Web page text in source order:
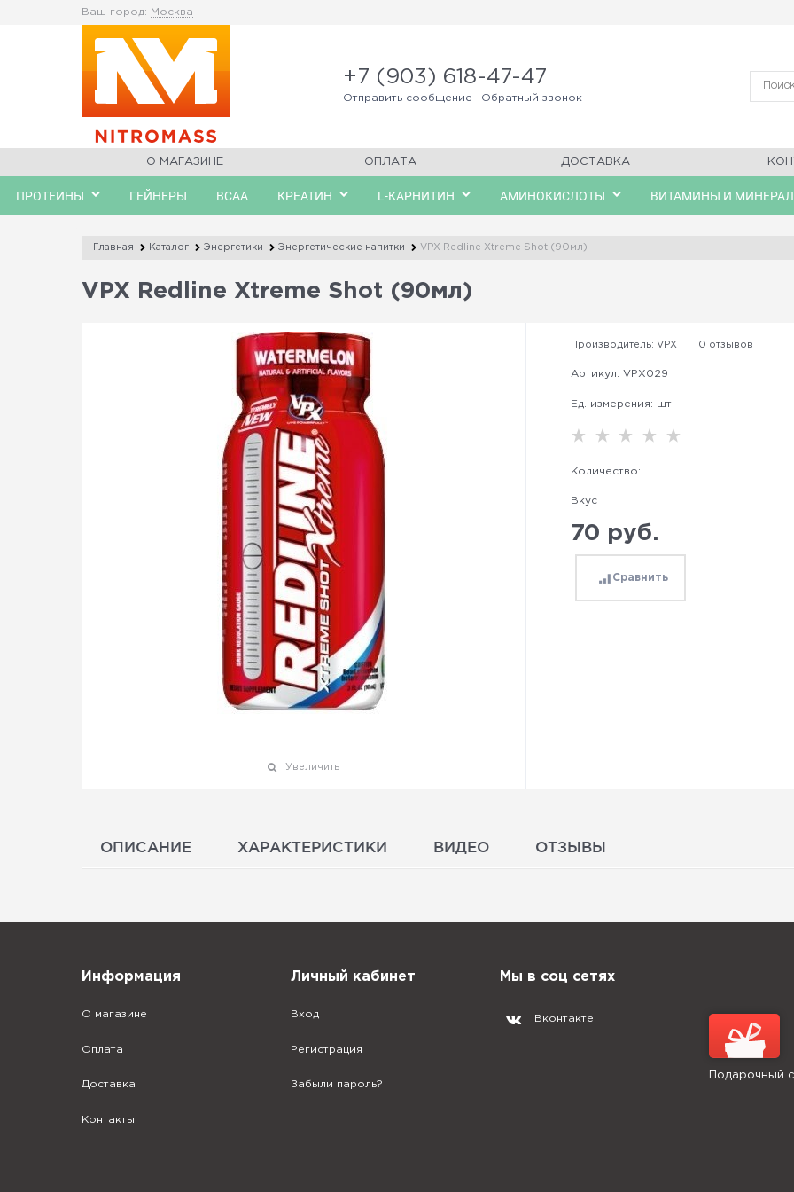
Ваш город: Москва
+7 (903) 618-47-47
Отправить сообщение Обратный звонок
О МАГАЗИНЕ ОПЛАТА ДОСТАВКА
ПРОТЕИНЫ ГЕЙНЕРЫ BCAA КРЕАТИН L-КАРНИТИН АМИНОКИСЛОТЫ ВИТАМИНЫ И
Главная Каталог Энергетики Энергетические напитки VPX Redline Xtreme Shot (90мл)
VPX Redline Xtreme Shot (90мл)
Увеличить
Производитель: VPX 0 отзывов
Артикул: VPX029
Ед. измерения: шт
Количество:
Вкус
70 руб.
Сравнить
ОПИСАНИЕ ХАРАКТЕРИСТИКИ ВИДЕО ОТЗЫВЫ
Информация
О магазине
Оплата
Доставка
Контакты
Личный кабинет
Вход
Регистрация
Забыли пароль?
Мы в соц сетях
Вконтакте
Подарочный